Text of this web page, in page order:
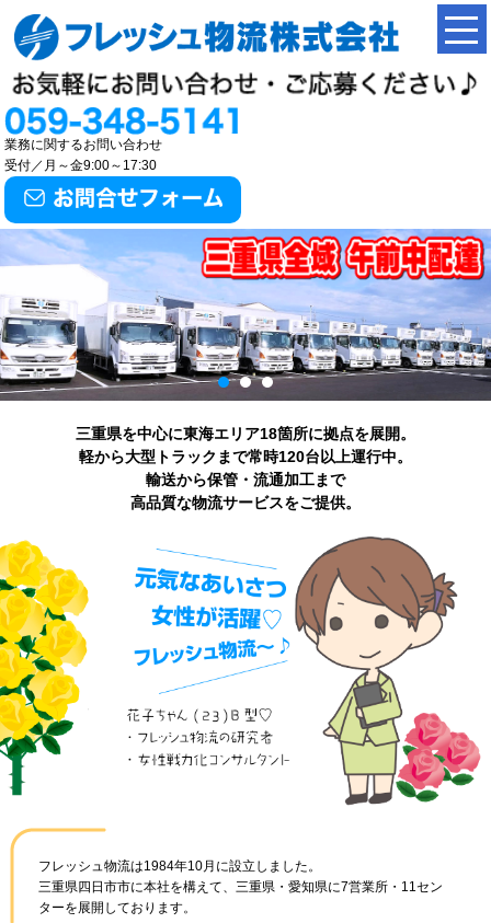
業務に関するお問い合わせ
受付／月～金9:00～17:30
三重県を中心に東海エリア18箇所に拠点を展開。
軽から大型トラックまで常時120台以上運行中。
輸送から保管・流通加工まで
高品質な物流サービスをご提供。
フレッシュ物流は1984年10月に設立しました。
三重県四日市市に本社を構えて、三重県・愛知県に7営業所・11セン
ターを展開しております。